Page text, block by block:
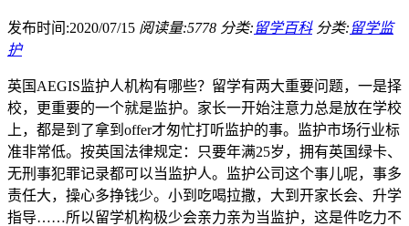
发布时间:2020/07/15 阅读量:5778 分类: 留学百科分类: 留学监
护
英国AEGIS监护人机构有哪些？留学有两大重要问题，一是择
校，更重要的一个就是监护。家长一开始注意力总是放在学校
上，都是到了拿到offer才匆忙打听监护的事。监护市场行业标
准非常低。按英国法律规定：只要年满25岁，拥有英国绿卡、
无刑事犯罪记录都可以当监护人。监护公司这个事儿呢，事多
责任大，操心多挣钱少。小到吃喝拉撒，大到开家长会、升学
指导……所以留学机构极少会亲力亲为当监护，这是件吃力不